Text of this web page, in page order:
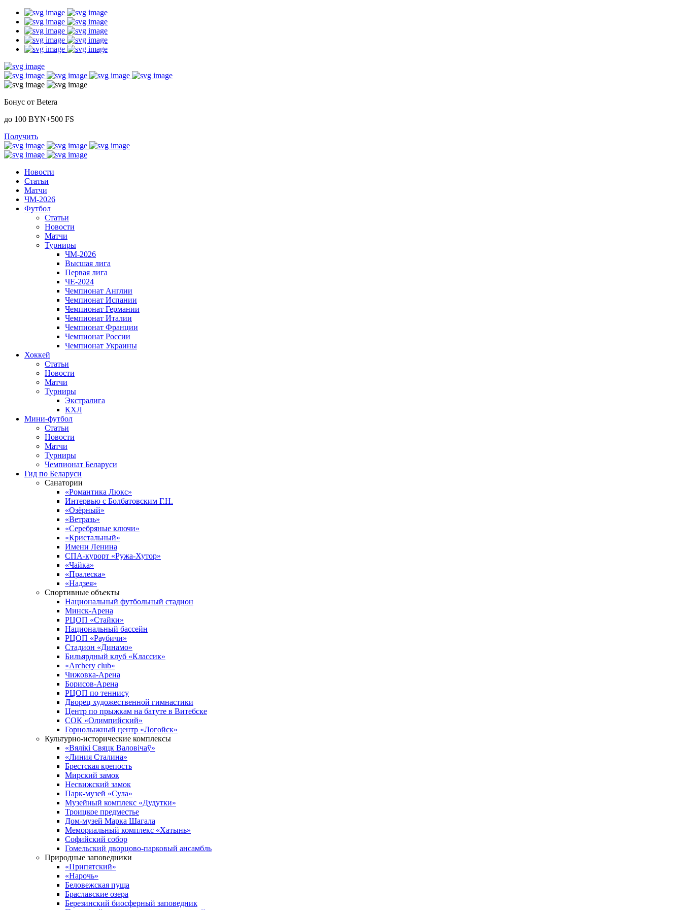
Бонус от Betera
до 100 BYN+500 FS
Получить
Новости
Статьи
Матчи
ЧМ-2026
Футбол
Статьи
Новости
Матчи
Турниры
ЧМ-2026
Высшая лига
Первая лига
ЧЕ-2024
Чемпионат Англии
Чемпионат Испании
Чемпионат Германии
Чемпионат Италии
Чемпионат Франции
Чемпионат России
Чемпионат Украины
Хоккей
Статьи
Новости
Матчи
Турниры
Экстралига
КХЛ
Мини-футбол
Статьи
Новости
Матчи
Турниры
Чемпионат Беларуси
Гид по Беларуси
Санатории
«Романтика Люкс»
Интервью с Болбатовским Г.Н.
«Озёрный»
«Ветразь»
«Серебряные ключи»
«Кристальный»
Имени Ленина
СПА-курорт «Ружа-Хутор»
«Чайка»
«Пралеска»
«Надзея»
Спортивные объекты
Национальный футбольный стадион
Минск-Арена
РЦОП «Стайки»
Национальный бассейн
РЦОП «Раубичи»
Стадион «Динамо»
Бильярдный клуб «Классик»
«Archery club»
Чижовка-Арена
Борисов-Арена
РЦОП по теннису
Дворец художественной гимнастики
Центр по прыжкам на батуте в Витебске
СОК «Олимпийский»
Горнолыжный центр «Логойск»
Культурно-исторические комплексы
«Вялікі Свяцк Валовічаў»
«Линия Сталина»
Брестская крепость
Мирский замок
Несвижский замок
Парк-музей «Сула»
Музейный комплекс «Дудутки»
Троицкое предместье
Дом-музей Марка Шагала
Мемориальный комплекс «Хатынь»
Софийский собор
Гомельский дворцово-парковый ансамбль
Природные заповедники
«Припятский»
«Нарочь»
Беловежская пуща
Браславские озера
Березинский биосферный заповедник